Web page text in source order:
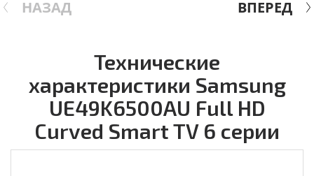
НАЗАД ВПЕРЕД
Технические
характеристики Samsung
UE49K6500AU Full HD
Curved Smart TV 6 серии